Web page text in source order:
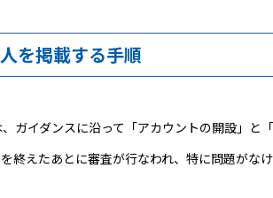
を掲載する手順
ガイダンスに沿って「アカウントの開設」と
終えたあとに審査が行なわれ、特に問題がな